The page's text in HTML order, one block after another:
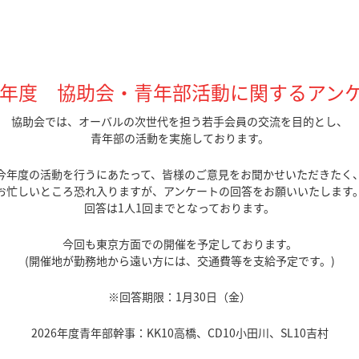
度 協助会・青年部活動に関するアン
協助会では、オーバルの次世代を担う若手会員の交流を目的とし、
青年部の活動を実施しております。
年度の活動を行うにあたって、皆様のご意見をお聞かせいただきたく、
忙しいところ恐れ入りますが、アンケートの回答をお願いいたします。
回答は1人1回までとなっております。
今回も東京方面での開催を予定しております。
(開催地が勤務地から遠い方には、交通費等を支給予定です。)
※回答期限：1月30日（金）
2026年度青年部幹事：KK10高橋、CD10小田川、SL10吉村